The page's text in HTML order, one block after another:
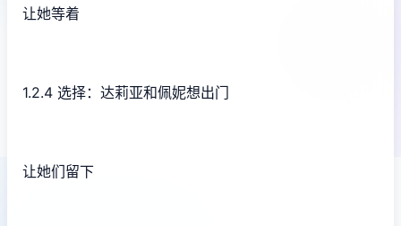
让她等着
1.2.4 选择：达莉亚和佩妮想出门
让她们留下